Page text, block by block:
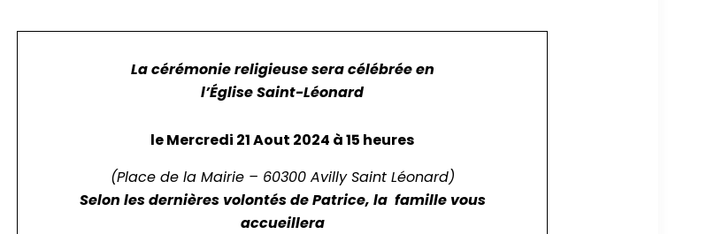
La cérémonie religieuse sera célébrée en
l’Église Saint-Léonard
le Mercredi 21 Aout 2024 à 15 heures
(Place de la Mairie – 60300 Avilly Saint Léonard)
Selon les dernières volontés de Patrice, la famille vous
accueillera